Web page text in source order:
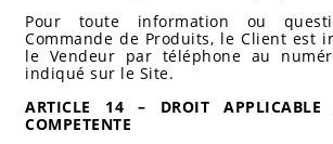
Pour toute information ou
Commande de Produits, le Client est
le Vendeur par téléphone au
indiqué sur le Site.
ARTICLE 14 – DROIT APPLICABLE
COMPETENTE